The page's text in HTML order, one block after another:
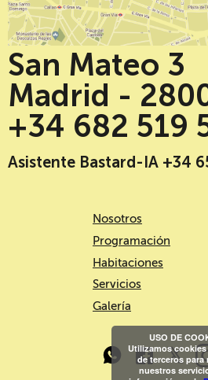
San Mateo 3
Madrid -
+34 682 519
Asistente Bastard-IA +34
Nosotros
Programación
Habitaciones
Servicios
Galería
USO DE
Utilizamos
de terceros para
nuestros